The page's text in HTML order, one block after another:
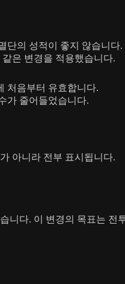
단의 성적이 좋지 않습니다.
은 변경을 적용했습니다.
처음부터 유효합니다.
가 줄어들었습니다.
아니라 전부 표시됩니다.
니다. 이 변경의 목표는 전